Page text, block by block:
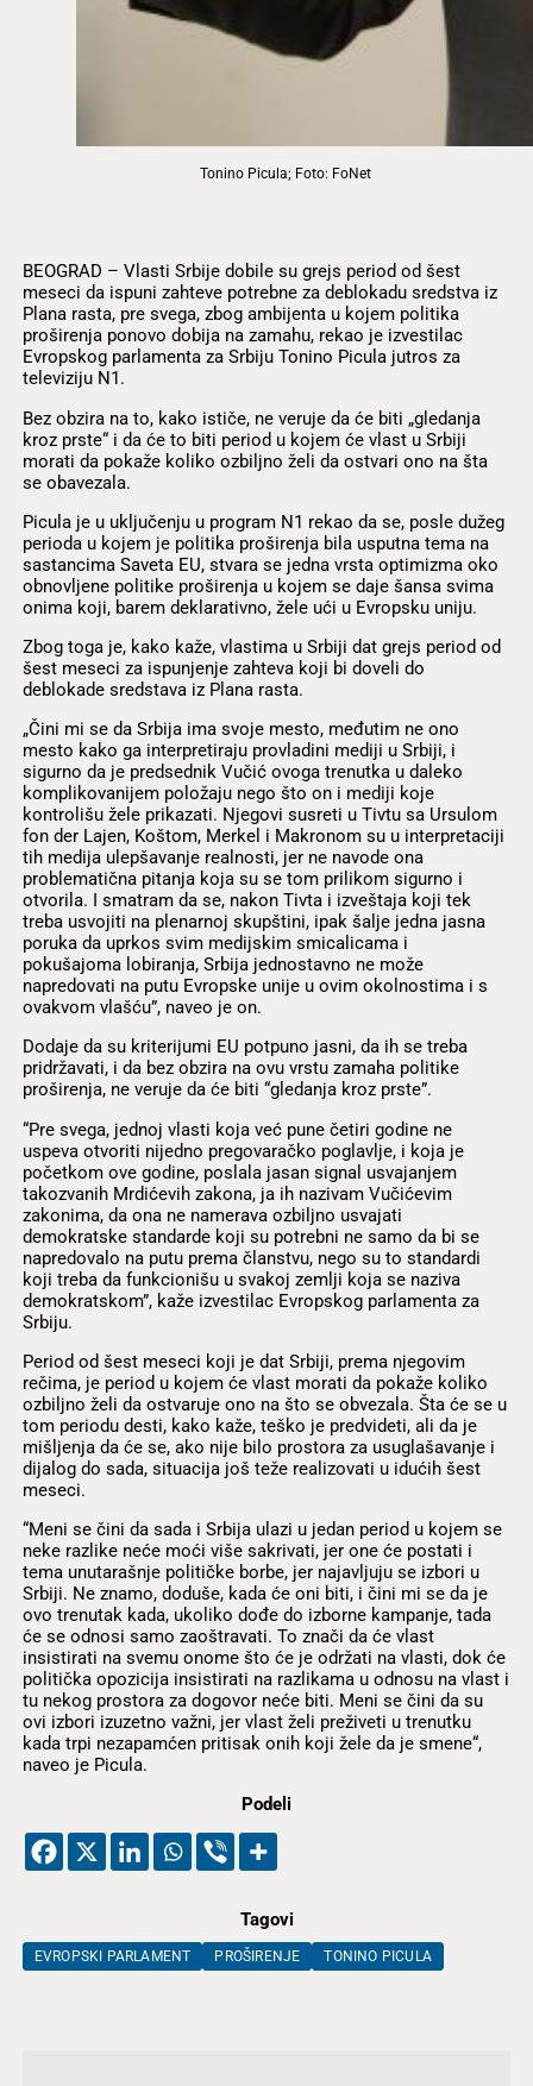
Tonino Picula; Foto: FoNet
BEOGRAD – Vlasti Srbije dobile su grejs period od šest
meseci da ispuni zahteve potrebne za deblokadu sredstva iz
Plana rasta, pre svega, zbog ambijenta u kojem politika
proširenja ponovo dobija na zamahu, rekao je izvestilac
Evropskog parlamenta za Srbiju Tonino Picula jutros za
televiziju N1.
Bez obzira na to, kako ističe, ne veruje da će biti „gledanja
kroz prste“ i da će to biti period u kojem će vlast u Srbiji
morati da pokaže koliko ozbiljno želi da ostvari ono na šta
se obavezala.
Picula je u uključenju u program N1 rekao da se, posle dužeg
perioda u kojem je politika proširenja bila usputna tema na
sastancima Saveta EU, stvara se jedna vrsta optimizma oko
obnovljene politike proširenja u kojem se daje šansa svima
onima koji, barem deklarativno, žele ući u Evropsku uniju.
Zbog toga je, kako kaže, vlastima u Srbiji dat grejs period od
šest meseci za ispunjenje zahteva koji bi doveli do
deblokade sredstava iz Plana rasta.
„Čini mi se da Srbija ima svoje mesto, međutim ne ono
mesto kako ga interpretiraju provladini mediji u Srbiji, i
sigurno da je predsednik Vučić ovoga trenutka u daleko
komplikovanijem položaju nego što on i mediji koje
kontrolišu žele prikazati. Njegovi susreti u Tivtu sa Ursulom
fon der Lajen, Koštom, Merkel i Makronom su u interpretaciji
tih medija ulepšavanje realnosti, jer ne navode ona
problematična pitanja koja su se tom prilikom sigurno i
otvorila. I smatram da se, nakon Tivta i izveštaja koji tek
treba usvojiti na plenarnoj skupštini, ipak šalje jedna jasna
poruka da uprkos svim medijskim smicalicama i
pokušajoma lobiranja, Srbija jednostavno ne može
napredovati na putu Evropske unije u ovim okolnostima i s
ovakvom vlašću”, naveo je on.
Dodaje da su kriterijumi EU potpuno jasni, da ih se treba
pridržavati, i da bez obzira na ovu vrstu zamaha politike
proširenja, ne veruje da će biti “gledanja kroz prste”.
“Pre svega, jednoj vlasti koja već pune četiri godine ne
uspeva otvoriti nijedno pregovaračko poglavlje, i koja je
početkom ove godine, poslala jasan signal usvajanjem
takozvanih Mrdićevih zakona, ja ih nazivam Vučićevim
zakonima, da ona ne namerava ozbiljno usvajati
demokratske standarde koji su potrebni ne samo da bi se
napredovalo na putu prema članstvu, nego su to standardi
koji treba da funkcionišu u svakoj zemlji koja se naziva
demokratskom”, kaže izvestilac Evropskog parlamenta za
Srbiju.
Period od šest meseci koji je dat Srbiji, prema njegovim
rečima, je period u kojem će vlast morati da pokaže koliko
ozbiljno želi da ostvaruje ono na što se obvezala. Šta će se u
tom periodu desti, kako kaže, teško je predvideti, ali da je
mišljenja da će se, ako nije bilo prostora za usuglašavanje i
dijalog do sada, situacija još teže realizovati u idućih šest
meseci.
“Meni se čini da sada i Srbija ulazi u jedan period u kojem se
neke razlike neće moći više sakrivati, jer one će postati i
tema unutarašnje političke borbe, jer najavljuju se izbori u
Srbiji. Ne znamo, doduše, kada će oni biti, i čini mi se da je
ovo trenutak kada, ukoliko dođe do izborne kampanje, tada
će se odnosi samo zaoštravati. To znači da će vlast
insistirati na svemu onome što će je održati na vlasti, dok će
politička opozicija insistirati na razlikama u odnosu na vlast i
tu nekog prostora za dogovor neće biti. Meni se čini da su
ovi izbori izuzetno važni, jer vlast želi preživeti u trenutku
kada trpi nezapamćen pritisak onih koji žele da je smene“,
naveo je Picula.
Podeli
Tagovi
EVROPSKI PARLAMENT PROŠIRENJE TONINO PICULA